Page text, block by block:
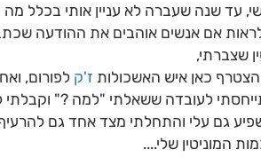
עד שנה שעברה לא עניין אותי בכלל מה
אם אנשים אוהבים את ההודעה
שצברתי,
כאן איש האשכולות ז'ק לפורום,
לעובדה ששאלתי "למה ?" וקבלתי
גם עלי והתחלתי מצד אחד גם להרעיף
המוניטין שלי....